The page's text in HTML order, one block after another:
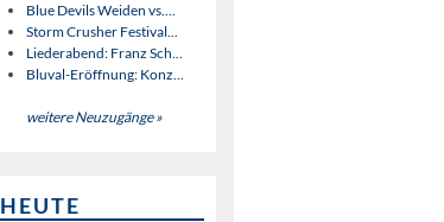
Blue Devils Weiden vs....
Storm Crusher Festival...
Liederabend: Franz Sch...
Bluval-Eröffnung: Konz...
weitere Neuzugänge »
HEUTE